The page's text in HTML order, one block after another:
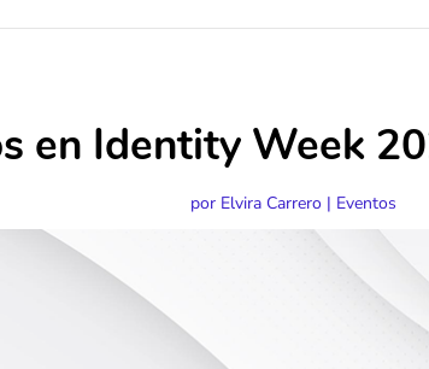
en Identity Week
por Elvira Carrero| Eventos